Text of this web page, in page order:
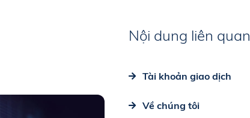
Nội dung liên quan
Tài khoản giao dịch
Về chúng tôi